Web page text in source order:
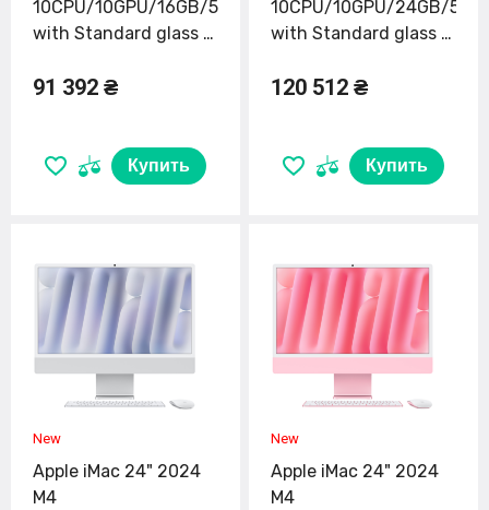
10CPU/10GPU/16GB/512GB
with Standard glass -
91 392 ₴
Купить
10CPU/10GPU/24GB/
with Standard glass -
120 512 ₴
Купить
Apple iMac 24" 2024
M4
Apple iMac 24" 2024
M4